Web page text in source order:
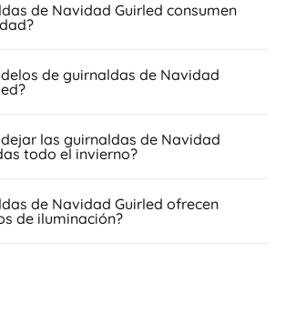
de Navidad Guirled consumen
de guirnaldas de Navidad
dejar las guirnaldas de Navidad
todo el invierno?
de Navidad Guirled ofrecen
de iluminación?